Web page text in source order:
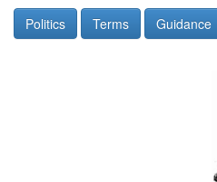
Politics Terms Guidance